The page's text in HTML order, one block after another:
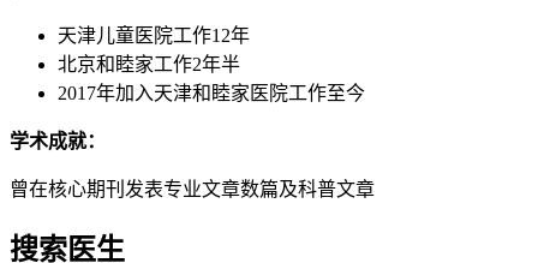
天津儿童医院工作12年
北京和睦家工作2年半
2017年加入天津和睦家医院工作至今
学术成就：
曾在核心期刊发表专业文章数篇及科普文章
搜索医生